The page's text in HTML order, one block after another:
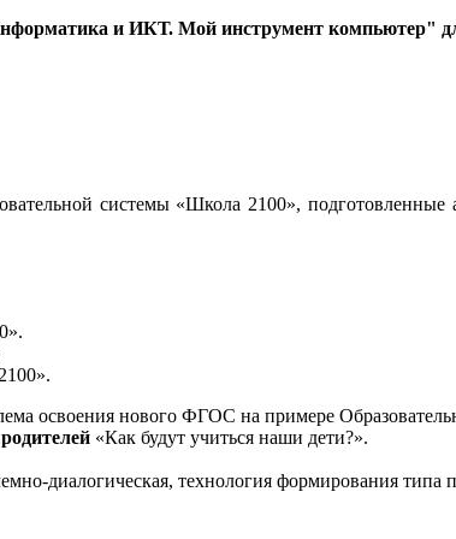
и ИКТ. Мой инструмент компьютер"
системы «Школа 2100», подготовленные
освоения нового ФГОС на примере
«Как будут учиться наши дети?».
диалогическая, технология формирования типа